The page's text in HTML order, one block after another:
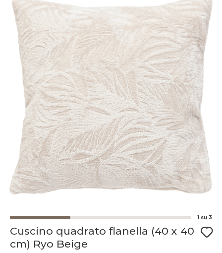
1 su 3
Cuscino quadrato flanella (40 x 40
cm) Ryo Beige